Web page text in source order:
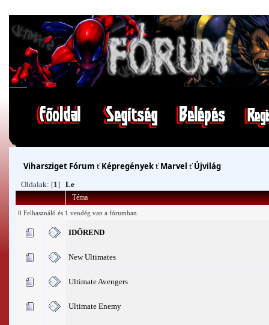
Viharsziget Fórum ťKépregényekťMarvel ťÚjvilág
Oldalak: [1] Le
Téma
0 Felhasználó és 1 vendég van a fórumban.
IDŐREND
New Ultimates
Ultimate Avengers
Ultimate Enemy